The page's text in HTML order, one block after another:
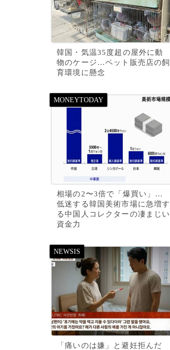
韓国・気温35度超の屋外に動
物のケージ…ペット販売店の飼
育環境に懸念
相場の2〜3倍で「爆買い」…
低迷する韓国美術市場に急増す
る中国人コレクターの凄まじい
資金力
「痛いのは嫌」と避妊拒んだ